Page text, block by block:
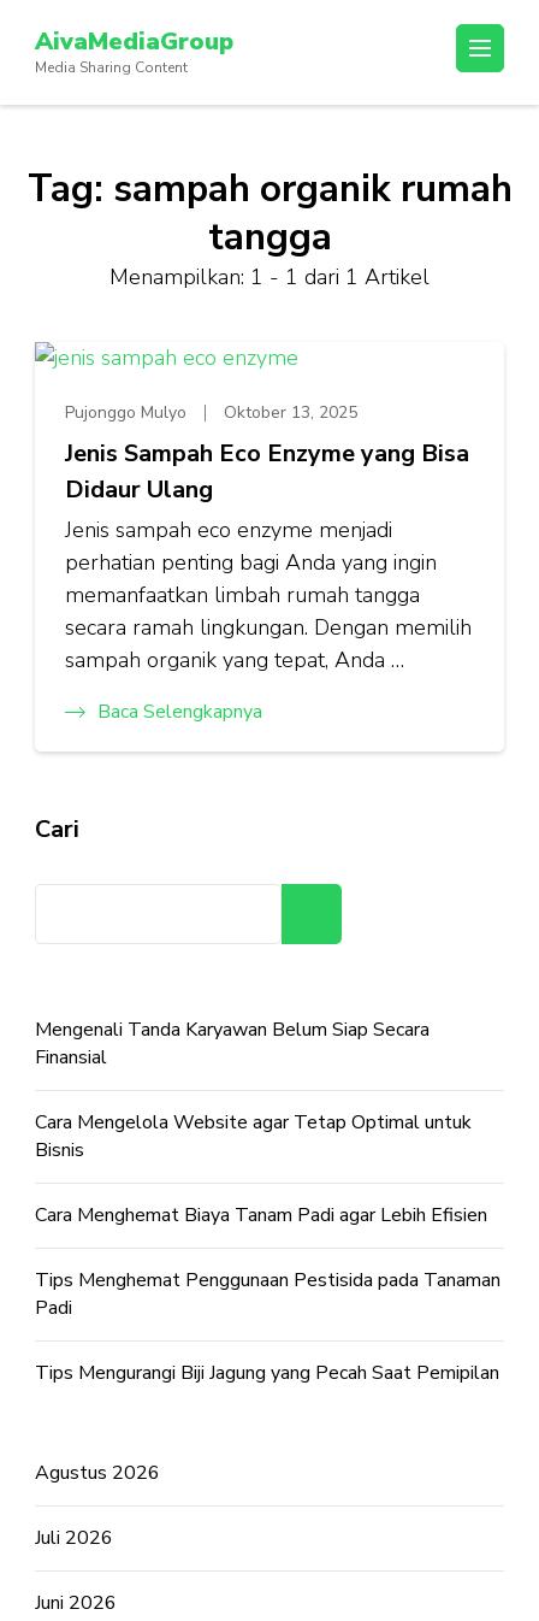
konten
(Tekan
AivaMediaGroup
Media Sharing Content
Tag: sampah organik rumah
tangga
Menampilkan: 1 - 1 dari 1 Artikel
Pujonggo Mulyo Oktober 13, 2025
Jenis Sampah Eco Enzyme yang Bisa
Didaur Ulang
Jenis sampah eco enzyme menjadi
perhatian penting bagi Anda yang ingin
memanfaatkan limbah rumah tangga
secara ramah lingkungan. Dengan memilih
sampah organik yang tepat, Anda …
Baca Selengkapnya
Cari
Mengenali Tanda Karyawan Belum Siap Secara
Finansial
Cara Mengelola Website agar Tetap Optimal untuk
Bisnis
Cara Menghemat Biaya Tanam Padi agar Lebih Efisien
Tips Menghemat Penggunaan Pestisida pada Tanaman
Padi
Tips Mengurangi Biji Jagung yang Pecah Saat Pemipilan
Agustus 2026
Juli 2026
Juni 2026